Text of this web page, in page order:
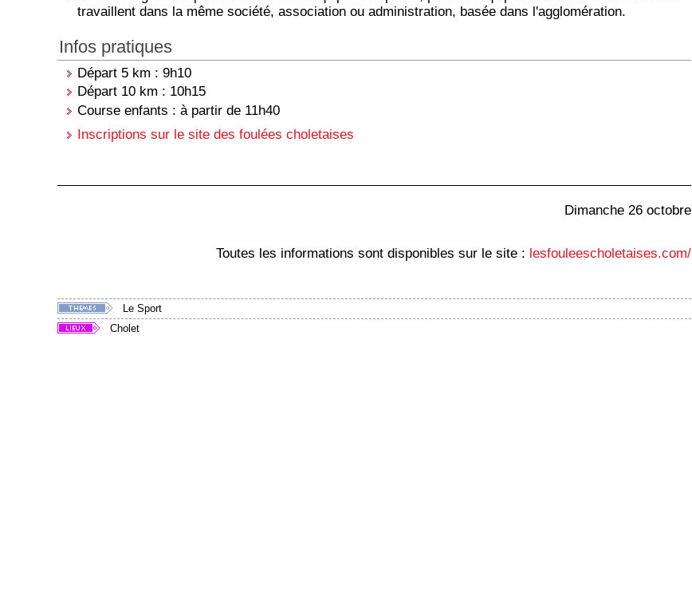
travaillent dans la même société, association ou administration, basée dans l'agglomération.
Infos pratiques
Départ 5 km : 9h10
Départ 10 km : 10h15
Course enfants : à partir de 11h40
Inscriptions sur le site des foulées choletaises
Dimanche 26 octobre
Toutes les informations sont disponibles sur le site : lesfouleescholetaises.com/
Le Sport
Cholet